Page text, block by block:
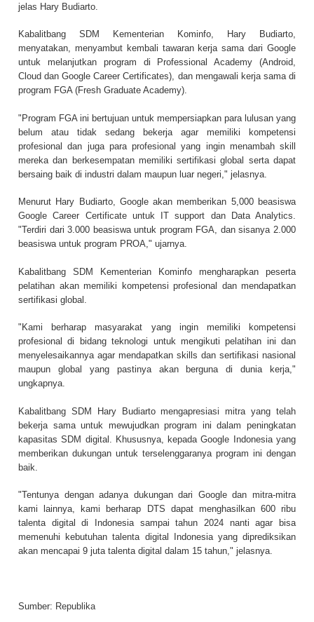
jelas Hary Budiarto.
Kabalitbang SDM Kementerian Kominfo, Hary Budiarto,
menyatakan, menyambut kembali tawaran kerja sama dari Google
untuk melanjutkan program di Professional Academy (Android,
Cloud dan Google Career Certificates), dan mengawali kerja sama di
program FGA (Fresh Graduate Academy).
"Program FGA ini bertujuan untuk mempersiapkan para lulusan yang
belum atau tidak sedang bekerja agar memiliki kompetensi
profesional dan juga para profesional yang ingin menambah skill
mereka dan berkesempatan memiliki sertifikasi global serta dapat
bersaing baik di industri dalam maupun luar negeri," jelasnya.
Menurut Hary Budiarto, Google akan memberikan 5,000 beasiswa
Google Career Certificate untuk IT support dan Data Analytics.
"Terdiri dari 3.000 beasiswa untuk program FGA, dan sisanya 2.000
beasiswa untuk program PROA," ujarnya.
Kabalitbang SDM Kementerian Kominfo mengharapkan peserta
pelatihan akan memiliki kompetensi profesional dan mendapatkan
sertifikasi global.
"Kami berharap masyarakat yang ingin memiliki kompetensi
profesional di bidang teknologi untuk mengikuti pelatihan ini dan
menyelesaikannya agar mendapatkan skills dan sertifikasi nasional
maupun global yang pastinya akan berguna di dunia kerja,"
ungkapnya.
Kabalitbang SDM Hary Budiarto mengapresiasi mitra yang telah
bekerja sama untuk mewujudkan program ini dalam peningkatan
kapasitas SDM digital. Khususnya, kepada Google Indonesia yang
memberikan dukungan untuk terselenggaranya program ini dengan
baik.
"Tentunya dengan adanya dukungan dari Google dan mitra-mitra
kami lainnya, kami berharap DTS dapat menghasilkan 600 ribu
talenta digital di Indonesia sampai tahun 2024 nanti agar bisa
memenuhi kebutuhan talenta digital Indonesia yang diprediksikan
akan mencapai 9 juta talenta digital dalam 15 tahun," jelasnya.
Sumber: Republika